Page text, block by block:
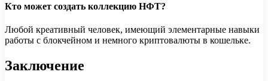
Кто может создать коллекцию НФТ?
Любой креативный человек, имеющий элементарные навыки
работы с блокчейном и немного криптовалюты в кошельке.
Заключение